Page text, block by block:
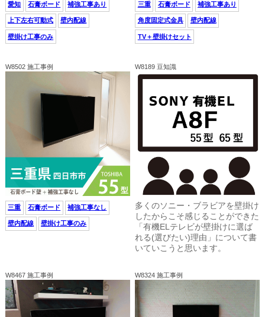
愛知 石膏ボード 補強工事あり
上下左右可動式 壁内配線
壁掛け工事のみ
三重 石膏ボード 補強工事あり
角度固定式金具 壁内配線
TV＋壁掛けセット
W8502 施工事例
三重 石膏ボード 補強工事なし
壁内配線 壁掛け工事のみ
W8189 豆知識
多くのソニー・ブラビアを壁掛け
したからこそ感じることができた
「有機ELテレビが壁掛けに選ば
れる(選びたい)理由」について書
いていこうと思います。
W8467 施工事例 W8324 施工事例